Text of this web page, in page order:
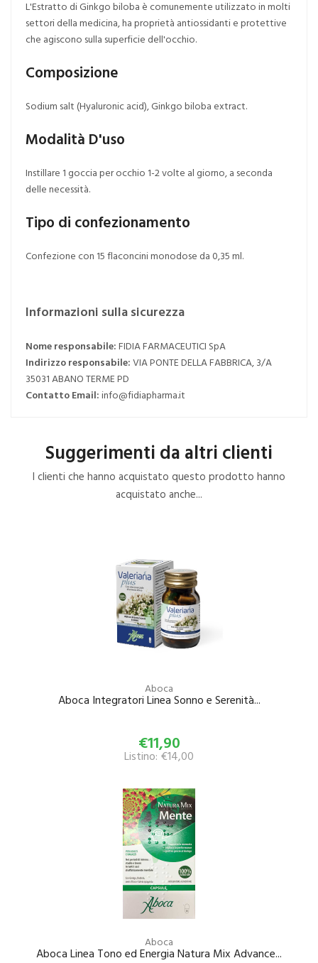
L'Estratto di Ginkgo biloba è comunemente utilizzato in molti
settori della medicina, ha proprietà antiossidanti e protettive
che agiscono sulla superficie dell'occhio.
Composizione
Sodium salt (Hyaluronic acid), Ginkgo biloba extract.
Modalità D'uso
Instillare 1 goccia per occhio 1-2 volte al giorno, a seconda
delle necessità.
Tipo di confezionamento
Confezione con 15 flaconcini monodose da 0,35 ml.
Informazioni sulla sicurezza
Nome responsabile:FIDIA FARMACEUTICI SpA
Indirizzo responsabile:VIA PONTE DELLA FABBRICA, 3/A
35031 ABANO TERME PD
Contatto Email:info@fidiapharma.it
Suggerimenti da altri clienti
I clienti che hanno acquistato questo prodotto hanno
acquistato anche...
Aboca
Aboca Integratori Linea Sonno e Serenità...
€11,90
Listino: €14,00
Aboca
Aboca Linea Tono ed Energia Natura Mix Advance...